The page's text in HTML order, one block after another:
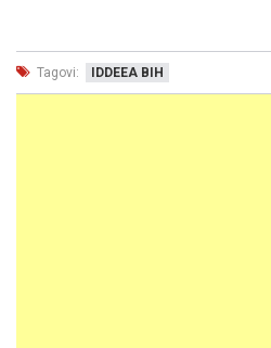
Tagovi: IDDEEA BIH